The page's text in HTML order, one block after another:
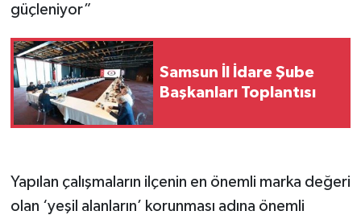
güçleniyor”
Samsun İl İdare Şube
Başkanları Toplantısı
Yapılan çalışmaların ilçenin en önemli marka değeri
olan ‘yeşil alanların’ korunması adına önemli